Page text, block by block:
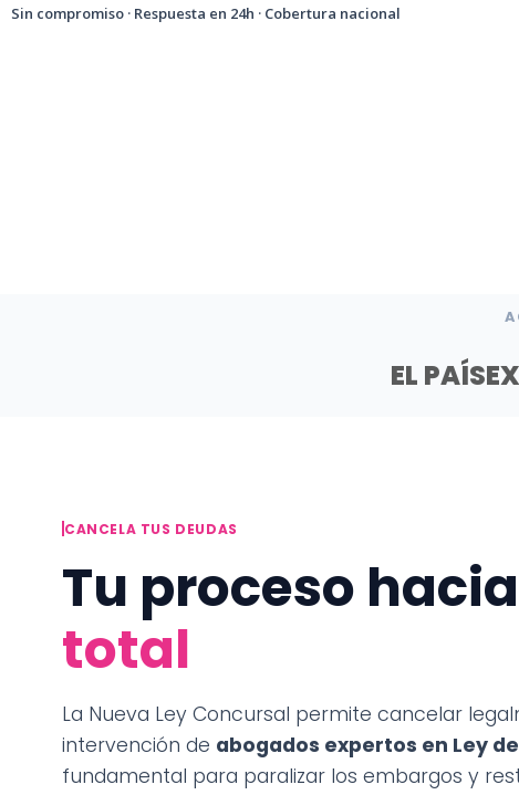
Sin compromiso · Respuesta en 24h · Cobertura nacional
EL PAÍS
CANCELA TUS DEUDAS
Tu proceso
total
La Nueva Ley Concursal permite cancelar
intervención de abogados expertos en Ley
fundamental para paralizar los embargos y